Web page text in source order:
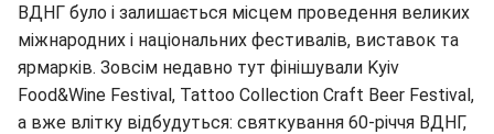
ВДНГ було і залишається місцем проведення великих
міжнародних і національних фестивалів, виставок та
ярмарків. Зовсім недавно тут фінішували Kyiv
Food&Wine Festival, Tattoo Collection Craft Beer Festival,
а вже влітку відбудуться: святкування 60-річчя ВДНГ,